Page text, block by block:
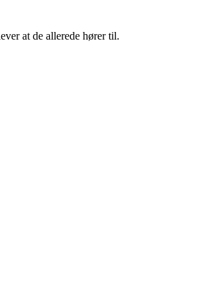
at de allerede hører til.